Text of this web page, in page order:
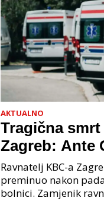
AKTUALNO
Tragična
Zagreb: Ante
nakon pada u
mjestu
Ravnatelj KBC-a
preminuo nakon
bolnici. Zamjenik